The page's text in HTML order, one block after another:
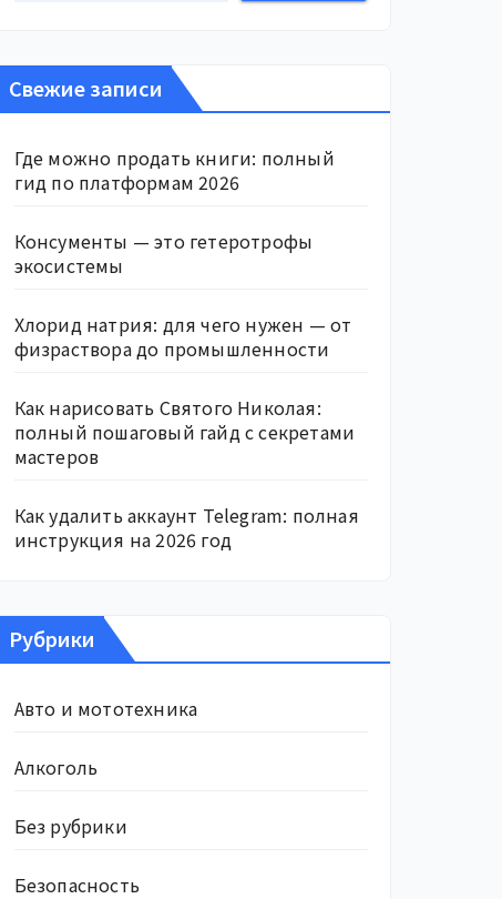
Свежие записи
Где можно продать книги: полный
гид по платформам 2026
Консументы — это гетеротрофы
экосистемы
Хлорид натрия: для чего нужен — от
физраствора до промышленности
Как нарисовать Святого Николая:
полный пошаговый гайд с секретами
мастеров
Как удалить аккаунт Telegram: полная
инструкция на 2026 год
Рубрики
Авто и мототехника
Алкоголь
Без рубрики
Безопасность